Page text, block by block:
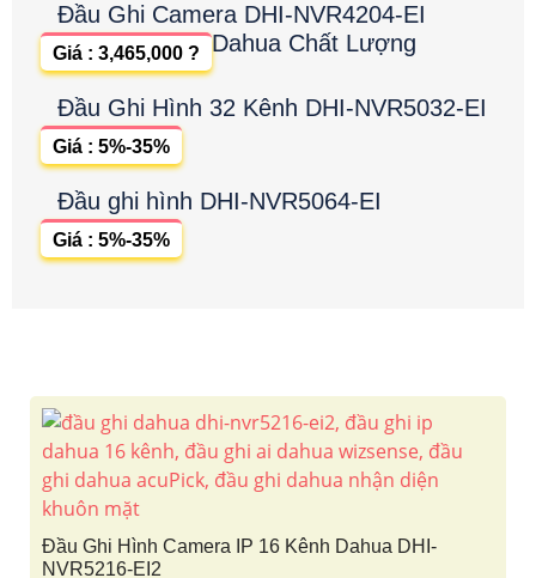
Đầu Ghi Camera DHI-NVR4204-EI
Dahua Chất Lượng
Giá : 3,465,000 ?
Đầu Ghi Hình 32 Kênh DHI-NVR5032-EI
Giá : 5%-35%
Đầu ghi hình DHI-NVR5064-EI
Giá : 5%-35%
Đầu Ghi Hình Camera IP 16 Kênh Dahua DHI-
NVR5216-EI2